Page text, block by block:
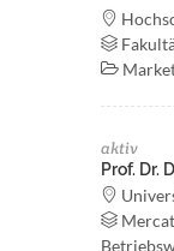
aktiv
Prof. Dr.